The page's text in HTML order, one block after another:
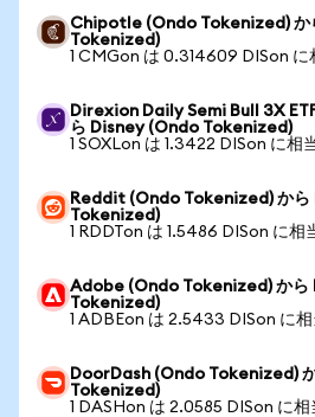
Chipotle (Ondo Tokenized) か
Tokenized)
1 CMGon は 0.314609 DISon に
Direxion Daily Semi Bull 3X
ら Disney (Ondo Tokenized)
1 SOXLon は 1.3422 DISon に相
Reddit (Ondo Tokenized) か
Tokenized)
1 RDDTon は 1.5486 DISon に相
Adobe (Ondo Tokenized) から
Tokenized)
1 ADBEon は 2.5433 DISon に相
DoorDash (Ondo Tokenized)
Tokenized)
1 DASHon は 2.0585 DISon に相